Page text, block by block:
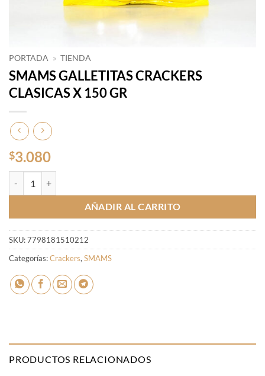
PORTADA » TIENDA
SMAMS GALLETITAS CRACKERS
CLASICAS X 150 GR
$3.080
AÑADIR AL CARRITO
SKU:7798181510212
Categorías:Crackers,SMAMS
PRODUCTOS RELACIONADOS